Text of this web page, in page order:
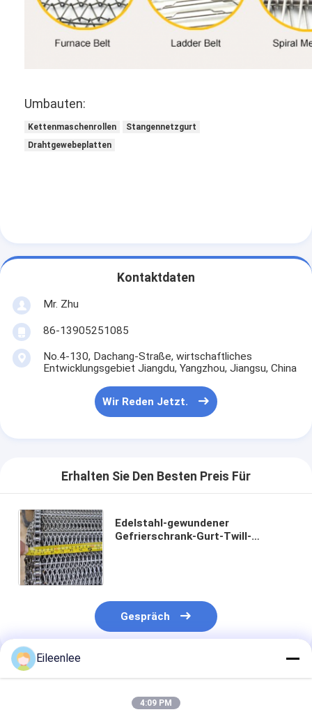
Umbauten:
Kettenmaschenrollen
Stangennetzgurt
Drahtgewebeplatten
Kontaktdaten
Mr. Zhu
86-13905251085
No.4-130, Dachang-Straße, wirtschaftliches
Entwicklungsgebiet Jiangdu, Yangzhou, Jiangsu, China
Wir Reden Jetzt.
Erhalten Sie Den Besten Preis Für
Edelstahl-gewundener
Gefrierschrank-Gurt-Twill-
Gespräch
Empfohlene Produkte
Eileenlee
4:09 PM